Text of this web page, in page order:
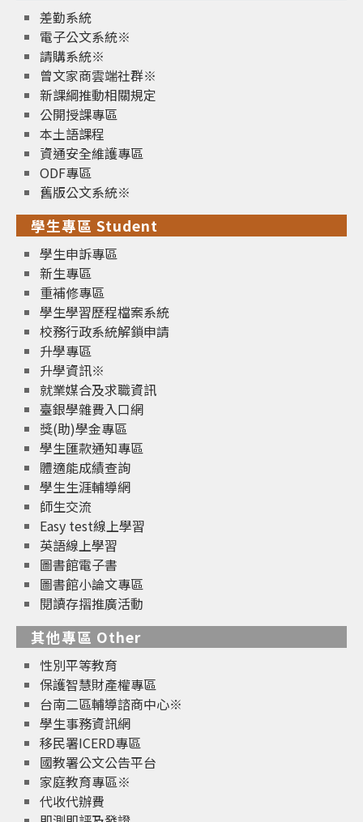
差勤系統
電子公文系統※
請購系統※
曾文家商雲端社群※
新課綱推動相關規定
公開授課專區
本土語課程
資通安全維護專區
ODF專區
舊版公文系統※
學生專區 Student
學生申訴專區
新生專區
重補修專區
學生學習歷程檔案系統
校務行政系統解鎖申請
升學專區
升學資訊※
就業媒合及求職資訊
臺銀學雜費入口網
獎(助)學金專區
學生匯款通知專區
體適能成績查詢
學生生涯輔導網
師生交流
Easy test線上學習
英語線上學習
圖書館電子書
圖書館小論文專區
閱讀存摺推廣活動
其他專區 Other
性別平等教育
保護智慧財產權專區
台南二區輔導諮商中心※
學生事務資訊網
移民署ICERD專區
國教署公文公告平台
家庭教育專區※
代收代辦費